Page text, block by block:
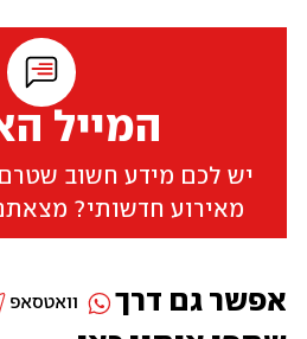
המייל
יש לכם מידע חשוב
מאירוע חדשותי?
אפשר גם דרך וואטסאפ